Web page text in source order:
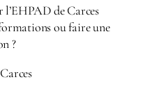
de Carces
ou faire une
?